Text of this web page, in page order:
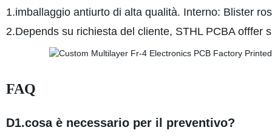
1.imballaggio antiurto di alta qualità. Interno: Blister
2.Depends su richiesta del cliente, STHL PCBA offfer
FAQ
D1.cosa è necessario per il preventivo?